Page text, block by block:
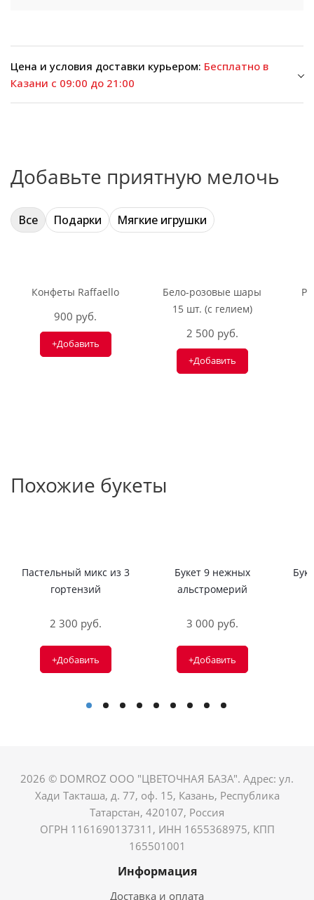
Цена и условия доставки курьером: Бесплатно в
Казани с 09:00 до 21:00
Добавьте приятную мелочь
Все Подарки Мягкие игрушки
Конфеты Raffaello
900 руб.
+Добавить
Бело-розовые шары
15 шт. (с гелием)
2 500 руб.
+Добавить
Похожие букеты
Пастельный микс из 3
гортензий
2 300 руб.
+Добавить
Букет 9 нежных
альстромерий
3 000 руб.
+Добавить
2026 © DOMROZ ООО "ЦВЕТОЧНАЯ БАЗА". Адрес: ул.
Хади Такташа, д. 77, оф. 15, Казань, Республика
Татарстан, 420107, Россия
ОГРН 1161690137311, ИНН 1655368975, КПП
165501001
Информация
Доставка и оплата